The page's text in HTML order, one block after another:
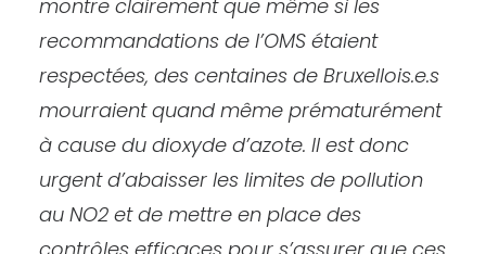
montre clairement que même si les
recommandations de l’OMS étaient
respectées, des centaines de Bruxellois.e.s
mourraient quand même prématurément
à cause du dioxyde d’azote. Il est donc
urgent d’abaisser les limites de pollution
au NO2 et de mettre en place des